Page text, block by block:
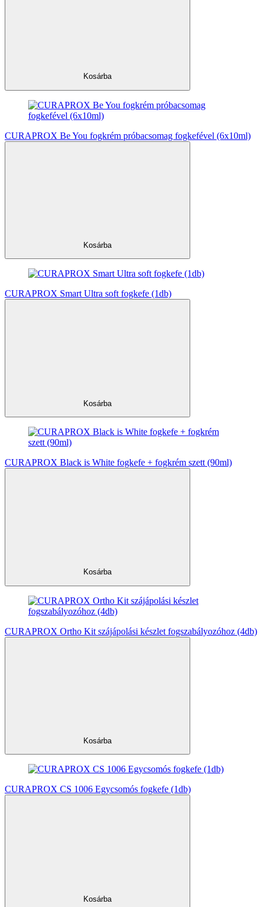
Kosárba
CURAPROX Be You fogkrém próbacsomag fogkefével (6x10ml)
Kosárba
CURAPROX Smart Ultra soft fogkefe (1db)
Kosárba
CURAPROX Black is White fogkefe + fogkrém szett (90ml)
Kosárba
CURAPROX Ortho Kit szájápolási készlet fogszabályozóhoz (4db)
Kosárba
CURAPROX CS 1006 Egycsomós fogkefe (1db)
Kosárba